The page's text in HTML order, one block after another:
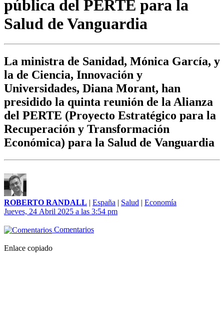
pública del PERTE para la
Salud de Vanguardia
La ministra de Sanidad, Mónica García, y
la de Ciencia, Innovación y
Universidades, Diana Morant, han
presidido la quinta reunión de la Alianza
del PERTE (Proyecto Estratégico para la
Recuperación y Transformación
Económica) para la Salud de Vanguardia
ROBERTO RANDALL | España | Salud | Economía
Jueves, 24 Abril 2025 a las 3:54 pm
Comentarios
Enlace copiado